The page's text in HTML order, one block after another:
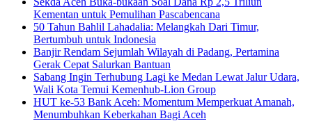
Kementan untuk Pemulihan Pascabencana
50 Tahun Bahlil Lahadalia: Melangkah Dari Timur,
Bertumbuh untuk Indonesia
Banjir Rendam Sejumlah Wilayah di Padang, Pertamina
Gerak Cepat Salurkan Bantuan
Sabang Ingin Terhubung Lagi ke Medan Lewat Jalur Udara,
Wali Kota Temui Kemenhub-Lion Group
HUT ke-53 Bank Aceh: Momentum Memperkuat Amanah,
Menumbuhkan Keberkahan Bagi Aceh